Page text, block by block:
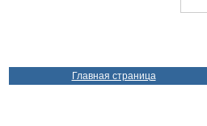
Главная страница